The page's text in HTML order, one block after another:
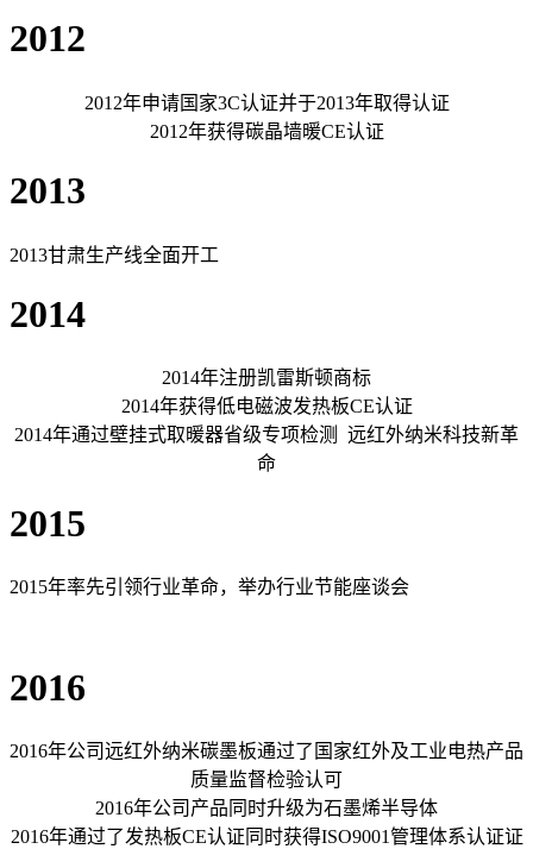
2012
2012年申请国家3C认证并于2013年取得认证
2012年获得碳晶墙暖CE认证
2013
2013甘肃生产线全面开工
2014
2014年注册凯雷斯顿商标
2014年获得低电磁波发热板CE认证
2014年通过壁挂式取暖器省级专项检测 远红外纳米科技新革
命
2015
2015年率先引领行业革命，举办行业节能座谈会
2016
2016年公司远红外纳米碳墨板通过了国家红外及工业电热产品
质量监督检验认可
2016年公司产品同时升级为石墨烯半导体
2016年通过了发热板CE认证同时获得ISO9001管理体系认证证